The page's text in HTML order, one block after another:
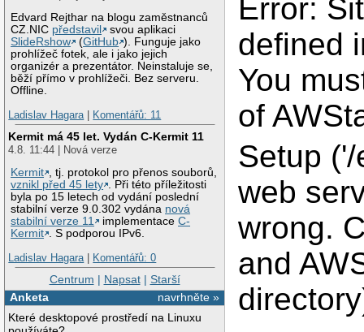
Edvard Rejthar na blogu zaměstnanců
CZ.NIC představil
svou aplikaci
SlideRshow
(GitHub ). Funguje jako
prohlížeč fotek, ale i jako jejich
organizér a prezentátor. Neinstaluje se,
běží přímo v prohlížeči. Bez serveru.
Offline.
Ladislav Hagara| Komentářů: 11
Kermit má 45 let. Vydán C-Kermit 11
4.8. 11:44 | Nová verze
Kermit , tj. protokol pro přenos souborů,
vznikl před 45 lety . Při této příležitosti
byla po 15 letech od vydání poslední
stabilní verze 9.0.302 vydána nová
stabilní verze 11
implementaceC-
Kermit . S podporou IPv6.
Ladislav Hagara| Komentářů: 0
Centrum | Napsat| Starší
navrhněte »
Anketa
Které desktopové prostředí na Linuxu
Error:
defined
You
of
Setup
web
wrong.
and